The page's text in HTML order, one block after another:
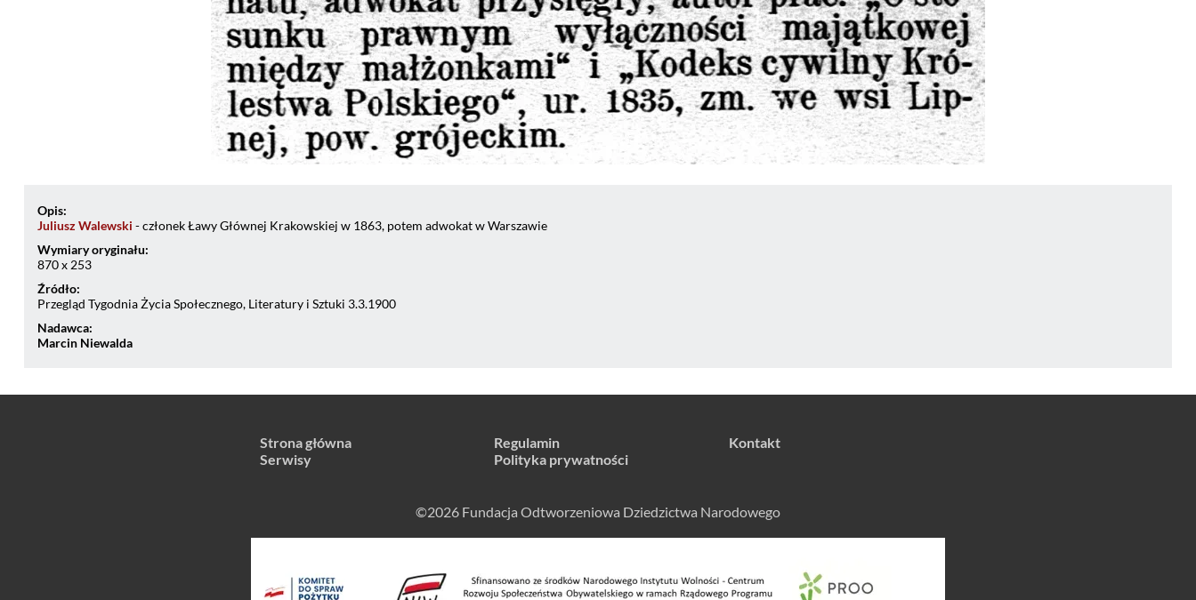
Opis:
Juliusz Walewski - członek Ławy Głównej Krakowskiej w 1863, potem adwokat w Warszawie
Wymiary oryginału:
870 x 253
Źródło:
Przegląd Tygodnia Życia Społecznego, Literatury i Sztuki 3.3.1900
Nadawca:
Marcin Niewalda
Strona główna
Serwisy
Regulamin
Polityka prywatności
Kontakt
©2026 Fundacja Odtworzeniowa Dziedzictwa Narodowego